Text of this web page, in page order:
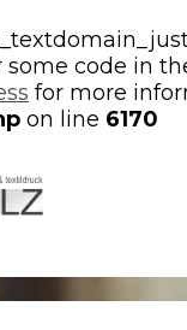
code in
for more
on line 6170